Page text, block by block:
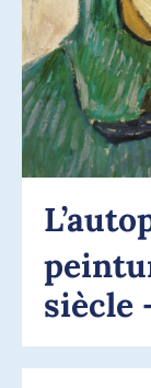
siècle